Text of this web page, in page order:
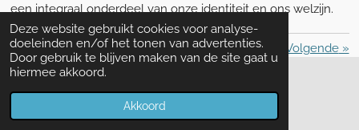
Deze website gebruikt cookies voor analyse-
doeleinden en/of het tonen van advertenties.
Door gebruik te blijven maken van de site gaat u
hiermee akkoord.
Akkoord
een integraal onderdeel van onze identiteit en ons welzijn.
«Vorige Volgende»
Algemene voorwaarden|Privacy beleid